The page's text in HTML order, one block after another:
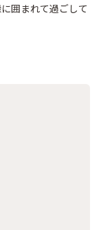
囲まれて過ごして